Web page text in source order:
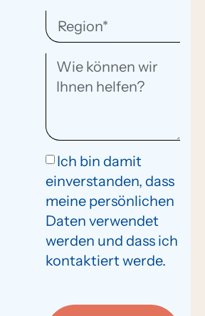
Ich bin damit
einverstanden, dass
meine persönlichen
Daten verwendet
werden und dass ich
kontaktiert werde.